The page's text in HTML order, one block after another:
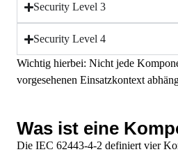
Security Level 3
Security Level 4
Wichtig hierbei: Nicht jede
vorgesehenen Einsatzkontext
Was ist eine
Die IEC 62443-4-2 definiert vier